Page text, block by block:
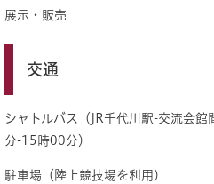
展示・販売
交通
シャトルバス（JR千代川駅-交流会
分-15時00分）
駐車場（陸上競技場を利用）